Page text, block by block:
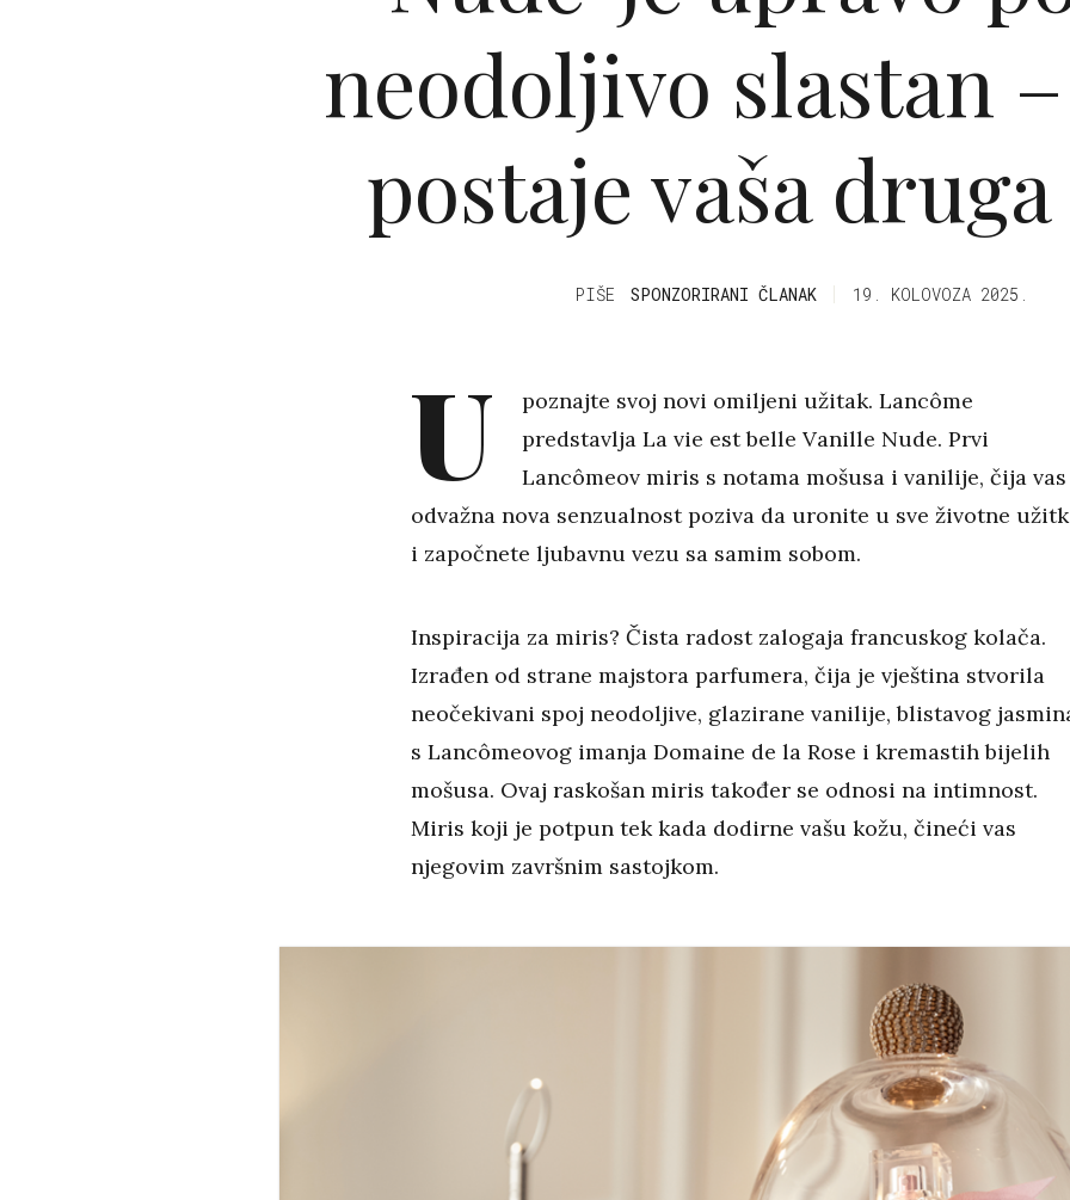
neodoljivo slastan
postaje vaša
PIŠE SPONZORIRANI ČLANAK 19. KOLOVOZA 2025.
U
poznajte svoj novi omiljeni užitak. Lancôme
predstavlja La vie est belle Vanille Nude. Prvi
Lancômeov miris s notama mošusa i vanilije, čija vas
odvažna nova senzualnost poziva da uronite u sve životne
i započnete ljubavnu vezu sa samim sobom.
Inspiracija za miris? Čista radost zalogaja francuskog kolača.
Izrađen od strane majstora parfumera, čija je vještina stvorila
neočekivani spoj neodoljive, glazirane vanilije, blistavog
s Lancômeovog imanja Domaine de la Rose i kremastih bijelih
mošusa. Ovaj raskošan miris također se odnosi na intimnost.
Miris koji je potpun tek kada dodirne vašu kožu, čineći vas
njegovim završnim sastojkom.